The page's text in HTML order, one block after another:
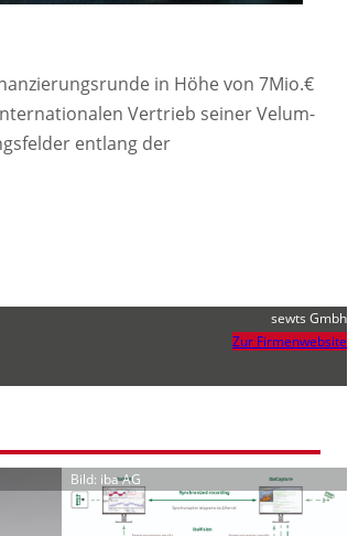
in Höhe von 7Mio.€
Vertrieb seiner Velum-
entlang der
sewts Gmbh
Zur Firmenwebsite
Bild: iba AG